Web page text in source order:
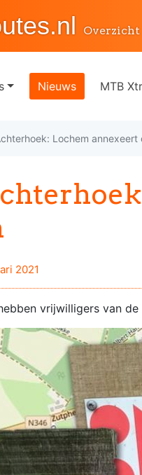
Overzicht
Nieuws MTB
Lochem annexeert
2021
vrijwilligers van de